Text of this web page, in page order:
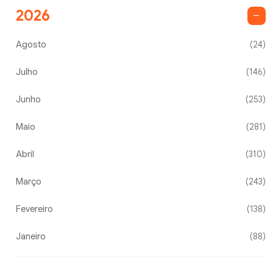
2026
Agosto (24)
Julho (146)
Junho (253)
Maio (281)
Abril (310)
Março (243)
Fevereiro (138)
Janeiro (88)